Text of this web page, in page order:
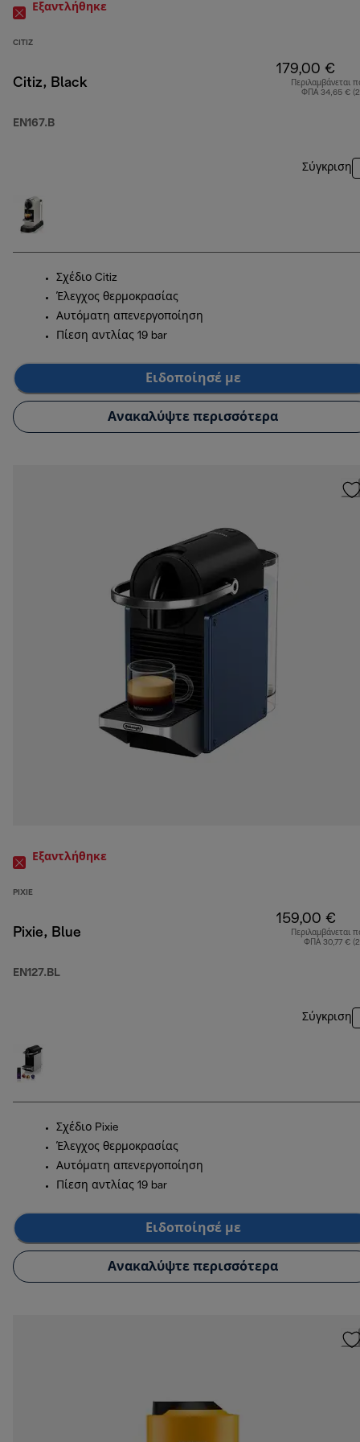
Εξαντλήθηκε
CITIZ
Citiz, Black
EN167.B
179,00 €
Περιλαμβάνεται
ΦΠΑ 34,65 €
Σύγκριση
Σχέδιο Citiz
Έλεγχος θερμοκρασίας
Αυτόματη απενεργοποίηση
Πίεση αντλίας 19 bar
Ειδοποίησέ με
Ανακαλύψτε περισσότερα
Εξαντλήθηκε
PIXIE
Pixie, Blue
EN127.BL
159,00 €
Περιλαμβάνεται
ΦΠΑ 30,77 €
Σύγκριση
Σχέδιο Pixie
Έλεγχος θερμοκρασίας
Αυτόματη απενεργοποίηση
Πίεση αντλίας 19 bar
Ειδοποίησέ με
Ανακαλύψτε περισσότερα